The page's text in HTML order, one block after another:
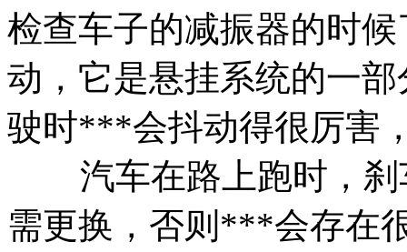
检查车子的减振器的时
动，它是悬挂系统的一
驶时***会抖动得很厉害
汽车在路上跑时，
需更换，否则***会存在